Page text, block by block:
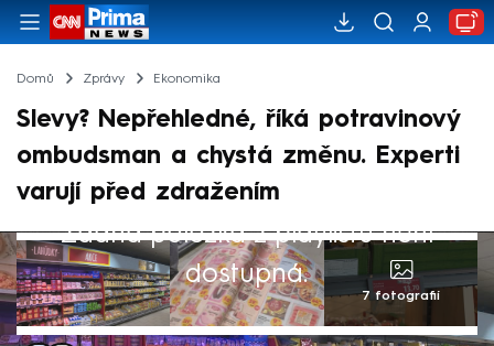
Domů Zprávy Ekonomika
Slevy? Nepřehledné, říká potravinový
ombudsman a chystá změnu. Experti
varují před zdražením
Žádná položka z playlistu není
dostupná.
7 fotografií